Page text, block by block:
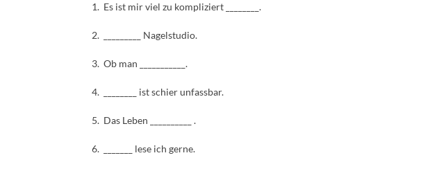
1. Es ist mir viel zu kompliziert ________.
2. _________ Nagelstudio.
3. Ob man ___________.
4. ________ ist schier unfassbar.
5. Das Leben __________ .
6. _______ lese ich gerne.